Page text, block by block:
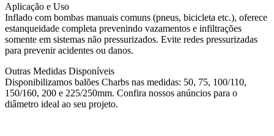
Aplicação e Uso
Inflado com bombas manuais comuns (pneus, bicicleta etc.), oferece
estanqueidade completa prevenindo vazamentos e infiltrações
somente em sistemas não pressurizados. Evite redes pressurizadas
para prevenir acidentes ou danos.
Outras Medidas Disponíveis
Disponibilizamos balões Charbs nas medidas: 50, 75, 100/110,
150/160, 200 e 225/250mm. Confira nossos anúncios para o
diâmetro ideal ao seu projeto.